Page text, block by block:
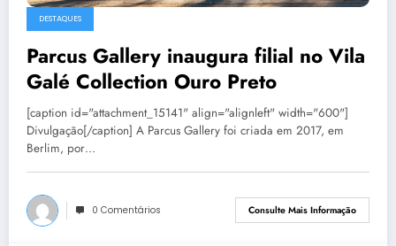
DESTAQUES
Parcus Gallery inaugura filial no Vila
Galé Collection Ouro Preto
[caption id="attachment_15141" align="alignleft" width="600"]
Divulgação[/caption] A Parcus Gallery foi criada em 2017, em
Berlim, por…
0 Comentários Consulte Mais Informação